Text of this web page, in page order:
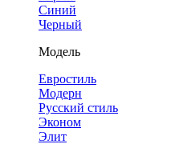
Синий
Черный
Модель
Евростиль
Модерн
Русский стиль
Эконом
Элит